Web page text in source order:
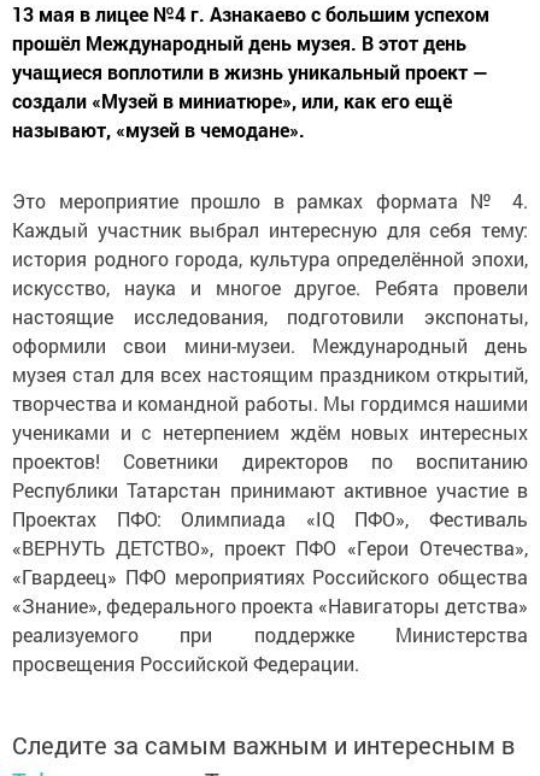
13 мая в лицее №4 г. Азнакаево с большим успехом
прошёл Международный день музея. В этот день
учащиеся воплотили в жизнь уникальный проект —
создали «Музей в миниатюре», или, как его ещё
называют, «музей в чемодане».
Это мероприятие прошло в рамках формата № 4.
Каждый участник выбрал интересную для себя тему:
история родного города, культура определённой эпохи,
искусство, наука и многое другое. Ребята провели
настоящие исследования, подготовили экспонаты,
оформили свои мини-музеи. Международный день
музея стал для всех настоящим праздником открытий,
творчества и командной работы. Мы гордимся нашими
учениками и с нетерпением ждём новых интересных
проектов! Советники директоров по воспитанию
Республики Татарстан принимают активное участие в
Проектах ПФО: Олимпиада «IQ ПФО», Фестиваль
«ВЕРНУТЬ ДЕТСТВО», проект ПФО «Герои Отечества»,
«Гвардеец» ПФО мероприятиях Российского общества
«Знание», федерального проекта «Навигаторы детства»
реализуемого при поддержке Министерства
просвещения Российской Федерации.
Следите за самым важным и интересным в